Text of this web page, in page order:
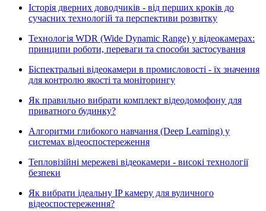
Історія дверних доводчиків - від перших кроків до
сучасних технологій та перспективи розвитку
Технологія WDR (Wide Dynamic Range) у відеокамерах:
принципи роботи, переваги та способи застосування
Біспектральні відеокамери в промисловості - їх значення
для контролю якості та моніторингу
Як правильно вибрати комплект відеодомофону для
приватного будинку?
Алгоритми глибокого навчання (Deep Learning) у
системах відеоспостереження
Тепловізійні мережеві відеокамери - високі технології
безпеки
Як вибрати ідеальну IP камеру для вуличного
відеоспостереження?